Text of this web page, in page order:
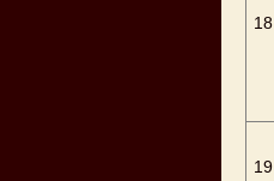
18
19